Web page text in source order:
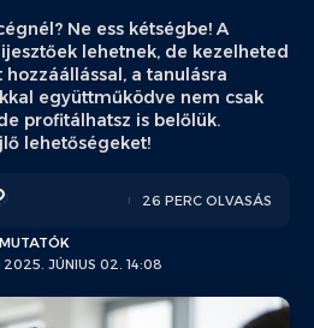
Ne ess kétségbe! A
lehetnek, de kezelheted
a tanulásra
együttműködve nem csak
profitálhatsz is belőlük.
lehetőségeket!
JÚNIUS 02. 14:08
26 PERC OLVASÁS